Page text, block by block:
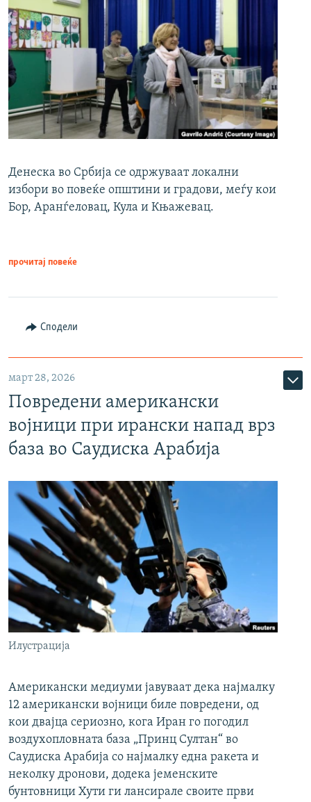
Денеска во Србија се одржуваат локални
избори во повеќе општини и градови, меѓу кои
Бор, Аранѓеловац, Кула и Књажевац.
прочитај повеќе
Сподели
март 28, 2026
Повредени американски
војници при ирански напад врз
база во Саудиска Арабија
Илустрација
Американски медиуми јавуваат дека најмалку
12 американски војници биле повредени, од
кои двајца сериозно, кога Иран го погодил
воздухопловната база „Принц Султан“ во
Саудиска Арабија со најмалку една ракета и
неколку дронови, додека јеменските
бунтовници Хути ги лансирале своите први